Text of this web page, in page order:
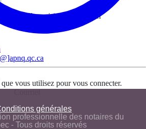
générales
professionnelle des notaires du
- Tous droits réservés
Veuillez saisir le captcha ici
que vous utilisez pour vous connecter.